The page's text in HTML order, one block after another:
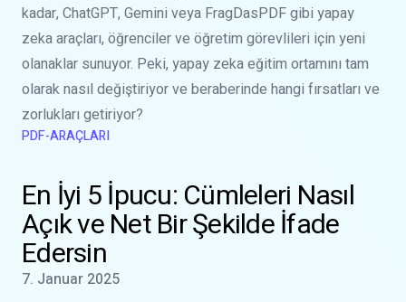
kadar, ChatGPT, Gemini veya FragDasPDF gibi yapay
zeka araçları, öğrenciler ve öğretim görevlileri için yeni
olanaklar sunuyor. Peki, yapay zeka eğitim ortamını tam
olarak nasıl değiştiriyor ve beraberinde hangi fırsatları ve
zorlukları getiriyor?
PDF-ARAÇLARI
En İyi 5 İpucu: Cümleleri Nasıl
Açık ve Net Bir Şekilde İfade
Edersin
Yayınlanma tarihi
7. Januar 2025